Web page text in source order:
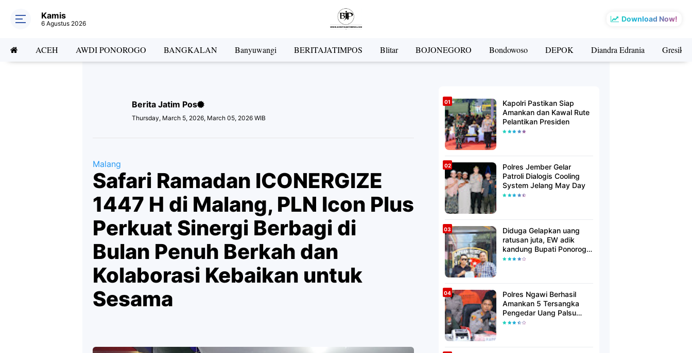
Download Now!
Kamis
6 Agustus 2026
ACEH AWDI PONOROGO BANGKALAN Banyuwangi BERITAJATIMPOS Blitar BOJONEGORO Bondowoso DEPOK Diandra Edrania Gresik
Berita Jatim Pos
Thursday, March 5, 2026, March 05, 2026 WIB
Malang
Safari Ramadan ICONERGIZE
1447 H di Malang, PLN Icon Plus
Perkuat Sinergi Berbagi di
Bulan Penuh Berkah dan
Kolaborasi Kebaikan untuk
Sesama
Kapolri Pastikan Siap
Amankan dan Kawal Rute
Pelantikan Presiden
Polres Jember Gelar
Patroli Dialogis Cooling
System Jelang May Day
Diduga Gelapkan uang
ratusan juta, EW adik
kandung Bupati Ponorogo
dilaporkan Polisi
Polres Ngawi Berhasil
Amankan 5 Tersangka
Pengedar Uang Palsu
Lintas Provinsi